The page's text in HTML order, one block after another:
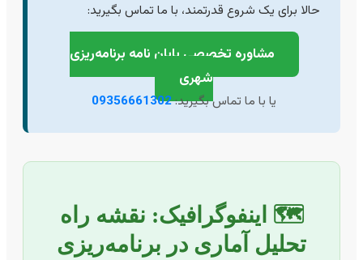
حالا برای یک شروع قدرتمند، با ما تماس بگیرید:
مشاوره تخصصی پایان نامه برنامه‌ریزی
شهری
یا با ما تماس بگیرید:09356661302
🗺️ اینفوگرافیک: نقشه راه
تحلیل آماری در برنامه‌ریزی